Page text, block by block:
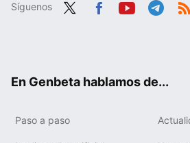
Síguenos
En Genbeta hablamos de...
Paso a paso